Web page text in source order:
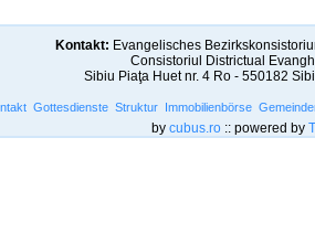
Kontakt: Evangelisches
Consistoriul Districtual
Sibiu Piaţa Huet nr. 4 Ro - 550182
Gottesdienste Struktur Immobilienbörse
by cubus.ro:: powered by